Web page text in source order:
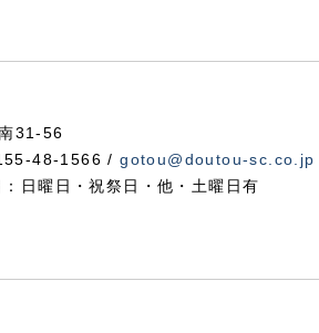
31-56
48-1566 /gotou@doutou-sc.co.jp
日曜日・祝祭日・他・土曜日有